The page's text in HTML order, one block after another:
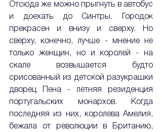
Отсюда же можно прыгнуть в автобус
и доехать до Синтры. Городок
прекрасен и внизу и сверху. Но
сверху, конечно, лучше - мнение не
только женщин, но и королей - на
скале возвышается будто
срисованный из детской разукрашки
дворец Пена - летняя резиденция
португальских монархов. Когда
последняя из них, королева Амелия,
бежала от революции в Британию,